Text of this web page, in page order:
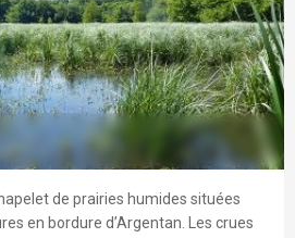
de prairies humides situées
en bordure d’Argentan. Les crues